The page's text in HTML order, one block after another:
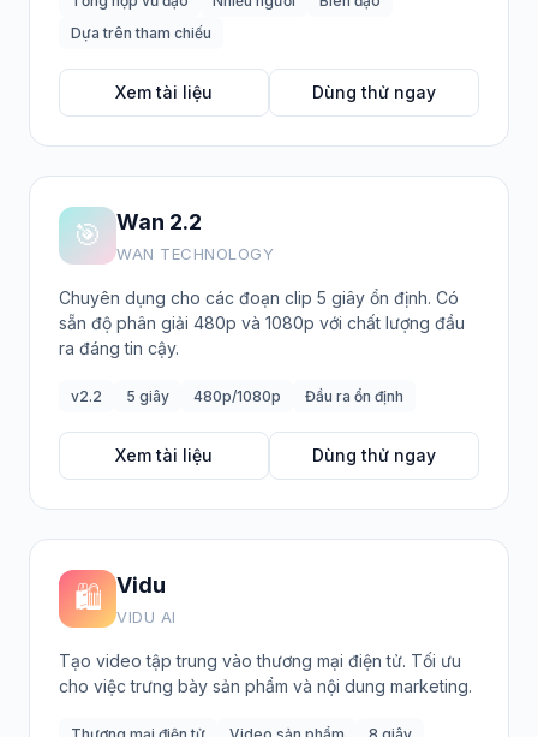
Dựa trên tham chiếu
Xem tài liệu Dùng thử ngay
🎯 Wan 2.2
WAN TECHNOLOGY
Chuyên dụng cho các đoạn clip 5 giây ổn định. Có
sẵn độ phân giải 480p và 1080p với chất lượng đầu
ra đáng tin cậy.
v2.2 5 giây 480p/1080p Đầu ra ổn định
Xem tài liệu Dùng thử ngay
🛍️ Vidu
VIDU AI
Tạo video tập trung vào thương mại điện tử. Tối ưu
cho việc trưng bày sản phẩm và nội dung marketing.